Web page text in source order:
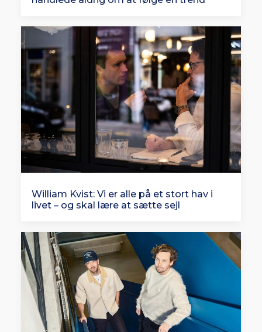
William Kvist: Vi er alle på et stort hav i
livet – og skal lære at sætte sejl